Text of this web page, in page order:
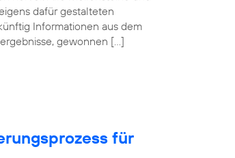
dafür gestalteten
Informationen aus dem
gewonnen […]
für